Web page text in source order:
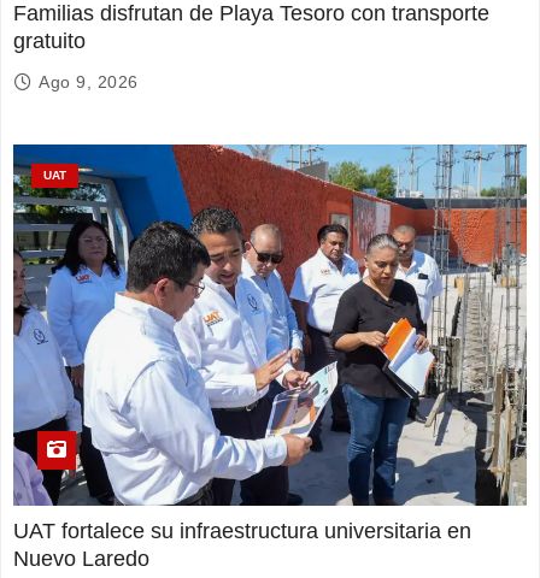
Familias disfrutan de Playa Tesoro con transporte
gratuito
Ago 9, 2026
UAT
UAT fortalece su infraestructura universitaria en
Nuevo Laredo